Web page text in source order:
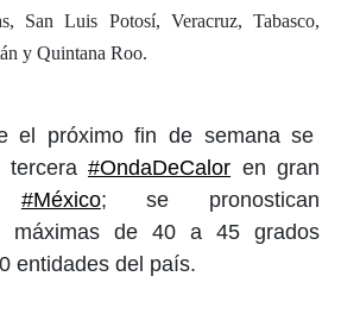
San Luis Potosí, Veracruz, Tabasco,
y Quintana Roo.
el próximo fin de semana se
tercera#OndaDeCalor en gran
#México; se pronostican
máximas de 40 a 45 grados
entidades del país.